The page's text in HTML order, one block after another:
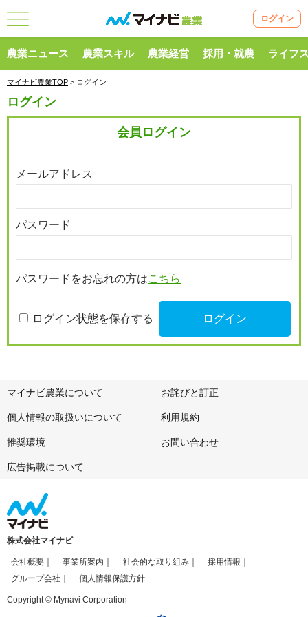
ログイン
農業ニュース 農業スキル 農業経営 採用・就農 ライフ
マイナビ農業TOP > ログイン
ログイン
会員ログイン
メールアドレス
パスワード
パスワードをお忘れの方はこちら
ログイン状態を保存する
マイナビ農業について お詫びと訂正
個人情報の取扱いについて 利用規約
推奨環境 お問い合わせ
広告掲載について
株式会社マイナビ
会社概要 事業所案内 社会的な取り組み
採用情報
グループ会社
個人情報保護方針
Copyright © Mynavi Corporation